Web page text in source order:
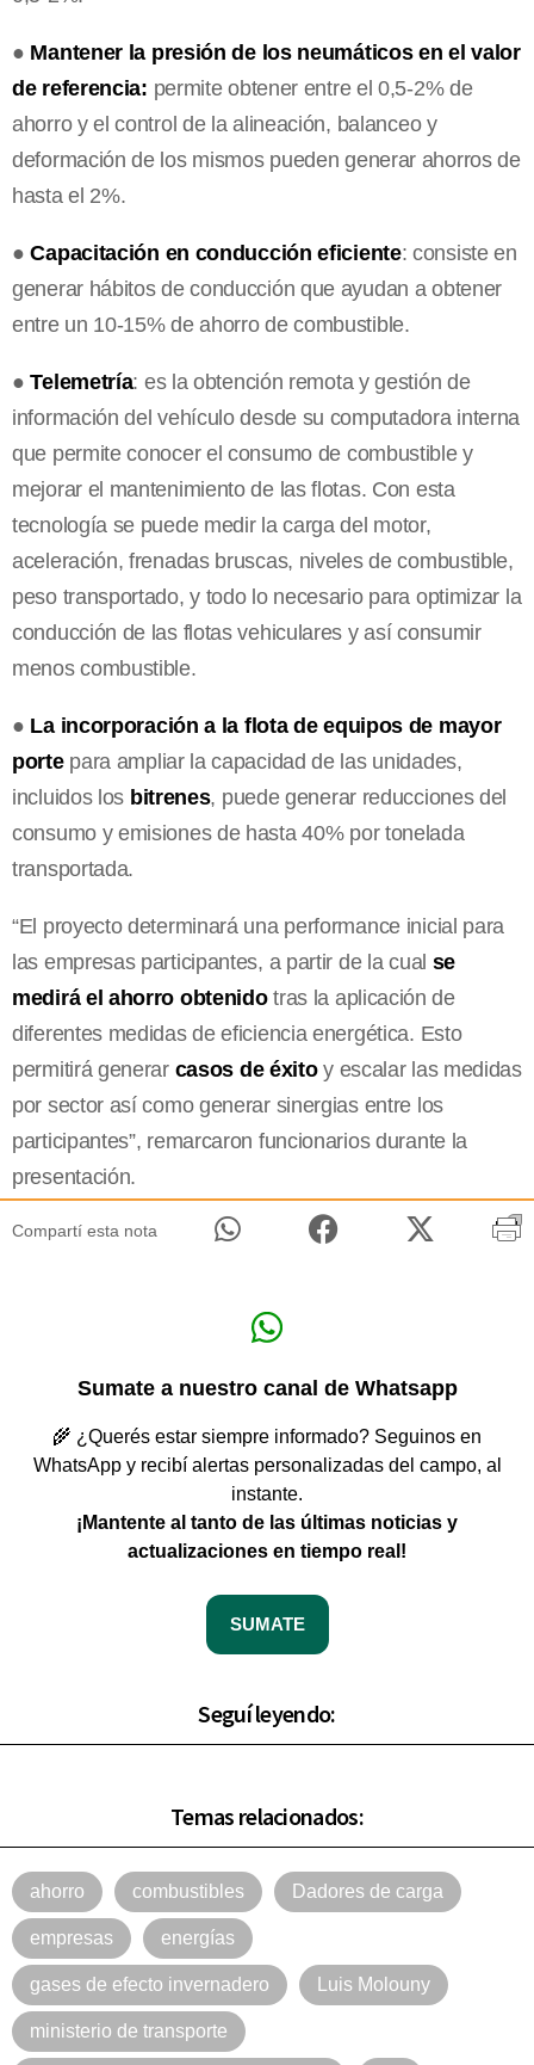
● Mantener la presión de los neumáticos en el valor
de referencia: permite obtener entre el 0,5-2% de
ahorro y el control de la alineación, balanceo y
deformación de los mismos pueden generar ahorros de
hasta el 2%.
●Capacitación en conducción eficiente: consiste en
generar hábitos de conducción que ayudan a obtener
entre un 10-15% de ahorro de combustible.
●Telemetría: es la obtención remota y gestión de
información del vehículo desde su computadora interna
que permite conocer el consumo de combustible y
mejorar el mantenimiento de las flotas. Con esta
tecnología se puede medir la carga del motor,
aceleración, frenadas bruscas, niveles de combustible,
peso transportado, y todo lo necesario para optimizar la
conducción de las flotas vehiculares y así consumir
menos combustible.
● La incorporación a la flota de equipos de mayor
portepara ampliar la capacidad de las unidades,
incluidos los bitrenes, puede generar reducciones del
consumo y emisiones de hasta 40% por tonelada
transportada.
“El proyecto determinará una performance inicial para
las empresas participantes, a partir de la cual se
medirá el ahorro obtenidotras la aplicación de
diferentes medidas de eficiencia energética. Esto
permitirá generar casos de éxitoy escalar las medidas
por sector así como generar sinergias entre los
participantes”, remarcaron funcionarios durante la
presentación.
Compartí esta nota
Sumate a nuestro canal de Whatsapp
🌾 ¿Querés estar siempre informado? Seguinos en
WhatsApp y recibí alertas personalizadas del campo, al
instante.
¡Mantente al tanto de las últimas noticias y
actualizaciones en tiempo real!
SUMATE
Seguí leyendo:
Temas relacionados:
ahorro combustibles Dadores de carga
empresas energías
gases de efecto invernadero Luis Molouny
ministerio de transporte